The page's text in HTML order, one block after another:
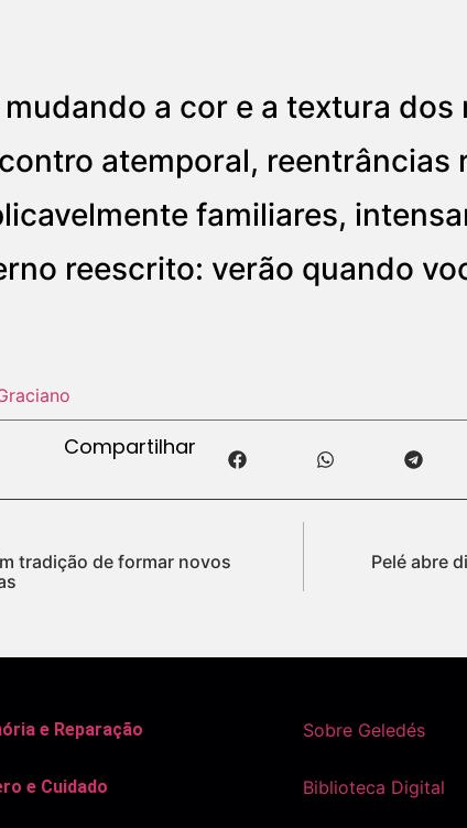
a cor e a textura dos
atemporal, reentrâncias
familiares,
reescrito: verão quando
Compartilhar
tradição de formar novos
Pelé abre
e Reparação
e Cuidado
Sobre Geledés
Biblioteca Digital